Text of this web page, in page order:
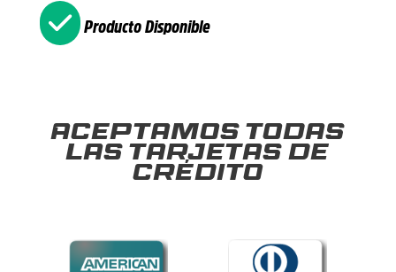
Producto Disponible
Aceptamos todas
las tarjetas de
crédito